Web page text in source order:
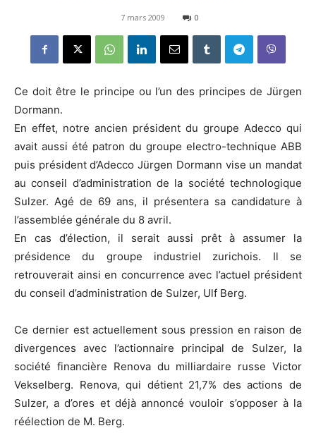
7 mars 2009 0
Ce doit être le principe ou l’un des principes de Jürgen
Dormann.
En effet, notre ancien président du groupe Adecco qui
avait aussi été patron du groupe electro-technique ABB
puis président d’Adecco Jürgen Dormann vise un mandat
au conseil d’administration de la société technologique
Sulzer. Agé de 69 ans, il présentera sa candidature à
l’assemblée générale du 8 avril.
En cas d’élection, il serait aussi prêt à assumer la
présidence du groupe industriel zurichois. Il se
retrouverait ainsi en concurrence avec l’actuel président
du conseil d’administration de Sulzer, Ulf Berg.
Ce dernier est actuellement sous pression en raison de
divergences avec l’actionnaire principal de Sulzer, la
société financière Renova du milliardaire russe Victor
Vekselberg. Renova, qui détient 21,7% des actions de
Sulzer, a d’ores et déjà annoncé vouloir s’opposer à la
réélection de M. Berg.